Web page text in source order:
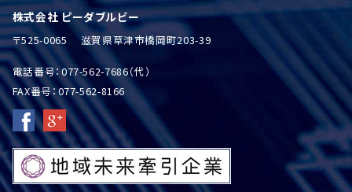
株式会社 ピーダブルビー
〒525-0065 滋賀県草津市橋岡町203-39
電話番号：077-562-7686（代）
FAX番号：077-562-8166